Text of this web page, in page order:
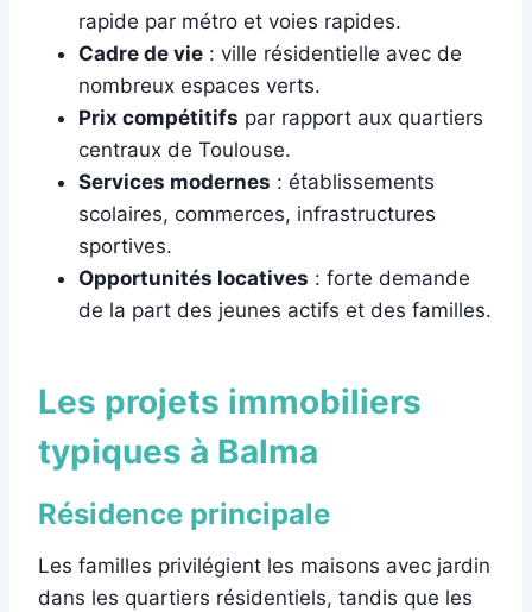
rapide par métro et voies rapides.
Cadre de vie : ville résidentielle avec de
nombreux espaces verts.
Prix compétitifs par rapport aux quartiers
centraux de Toulouse.
Services modernes : établissements
scolaires, commerces, infrastructures
sportives.
Opportunités locatives : forte demande
de la part des jeunes actifs et des familles.
Les projets immobiliers
typiques à Balma
Résidence principale
Les familles privilégient les maisons avec jardin
dans les quartiers résidentiels, tandis que les